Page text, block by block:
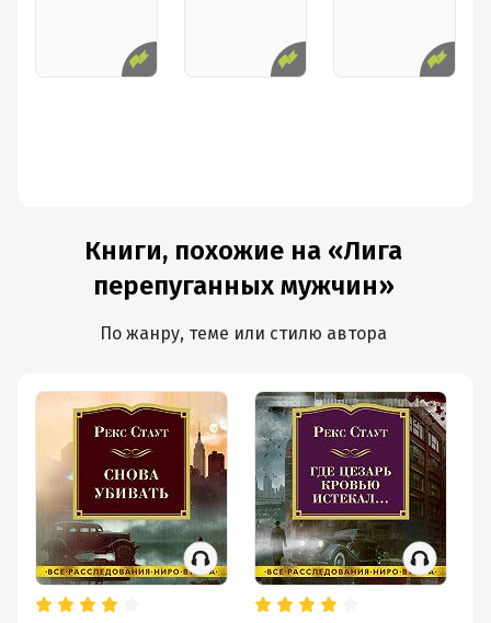
Книги, похожие на «Лига
перепуганных мужчин»
По жанру, теме или стилю автора